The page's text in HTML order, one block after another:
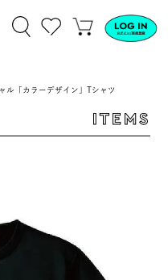
ル「カラーデザイン」Tシャツ
ITEMS